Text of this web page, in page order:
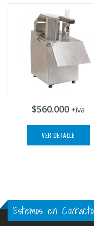
$560.000 +iva
VER DETALLE
Estemos en Contacto